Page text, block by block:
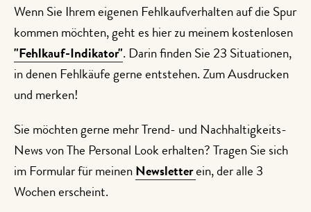
Wenn Sie Ihrem eigenen Fehlkaufverhalten auf die Spur
kommen möchten, geht es hier zu meinem kostenlosen
"Fehlkauf-Indikator". Darin finden Sie 23 Situationen,
in denen Fehlkäufe gerne entstehen. Zum Ausdrucken
und merken!
Sie möchten gerne mehr Trend- und Nachhaltigkeits-
News von The Personal Look erhalten? Tragen Sie sich
im Formular für meinen Newsletterein, der alle 3
Wochen erscheint.